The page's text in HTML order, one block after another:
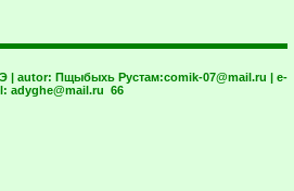
| autor: Пщыбыхь Рустам:comik-07@mail.ru | e-
adyghe@mail.ru 66